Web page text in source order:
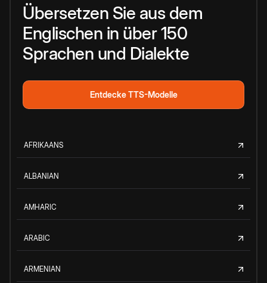
Übersetzen Sie aus dem
Englischen in über 150
Sprachen und Dialekte
Entdecke TTS-Modelle
AFRIKAANS
ALBANIAN
AMHARIC
ARABIC
ARMENIAN